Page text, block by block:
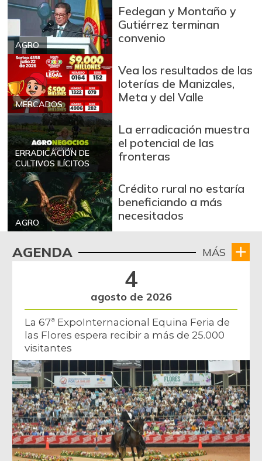
AGRO
Fedegan y Montaño y
Gutiérrez terminan
convenio
MERCADOS
Vea los resultados de las
loterías de Manizales,
Meta y del Valle
ERRADICACIÓN DE
CULTIVOS ILÍCITOS
La erradicación muestra
el potencial de las
fronteras
AGRO
Crédito rural no estaría
beneficiando a más
necesitados
AGENDA MÁS
4
agosto de 2026
La 67ª ExpoInternacional Equina Feria de
las Flores espera recibir a más de 25.000
visitantes